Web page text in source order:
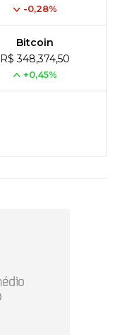
-0,28%
Bitcoin
R$ 348,374,50
+0,45%